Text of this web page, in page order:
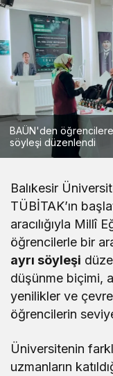
BAÜN'den öğrencilere
söyleşi düzenlendi
Balıkesir
TÜBİTAK’ın
aracılığıyla Millî
öğrencilerle bir
ayrı söyleşi
düşünme biçimi,
yenilikler ve
öğrencilerin
Üniversitenin
uzmanların